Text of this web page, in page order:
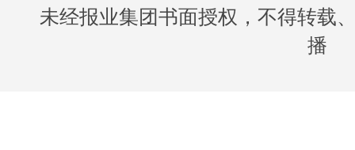
未经报业集团书面授权，不得转载
播